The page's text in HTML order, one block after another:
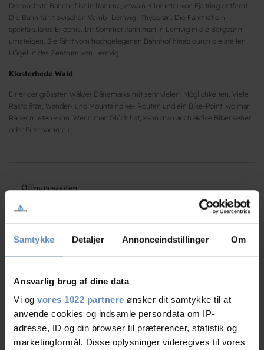
Samtykke Detaljer Annonceindstillinger Om
Ansvarlig brug af dine data
Vi og vores 1022 partnere ønsker dit samtykke til at
anvende cookies og indsamle persondata om IP-
adresse, ID og din browser til præferencer, statistik og
marketingformål. Disse oplysninger videregives til vores
Der nächste Bahnhof ist in Ramme, etwa 6 Kilometer von Fjaltring entfernt.
Die Bahn fährt zwischen Vemb- Lemvig –Thyborøn. Die Fahrt ist ein
spektakuläres Erlebnis. Im Sommer kann man in Lemvig in die Bergbahn
umsteigen. Sie fährt vom hochgelegenen Bahnhof hinab durch die steilen
Hügel in das Zentrum von Lemvig.
Klosterhede Wald
Einer der grössten Wälder Dänemarks mit sehr vielen Möglichkeiten. Viele
Rastplätze, Wander- und Mountainbike- Routen und ein Bike-Point, wo man
Räder mieten kann. Wenn man Glück hat, kann man auch aktive Biber sehen
oder Pilze sammeln.
Öffnungszeiten
Mandag til Søndag
01/01-31/12(Receptionen åben i højsæson(1600 - 18.00) - i ikke
Siehe Preise